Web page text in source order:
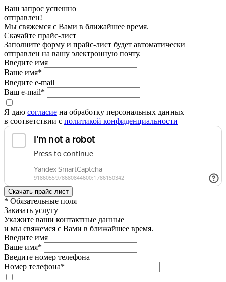
Ваш запрос успешно
отправлен!
Мы свяжемся с Вами в ближайшее время.
Скачайте прайс-лист
Заполните форму и прайс-лист будет автоматически
отправлен на вашу электронную почту.
Введите имя
Ваше имя*
Введите e-mail
Ваш e-mail*
Я даю согласие на обработку персональных данных
в соответствии с политикой конфиденциальности
* Обязательные поля
Заказать услугу
Укажите ваши контактные данные
и мы свяжемся с Вами в ближайшее время.
Введите имя
Ваше имя*
Введите номер телефона
Номер телефона*